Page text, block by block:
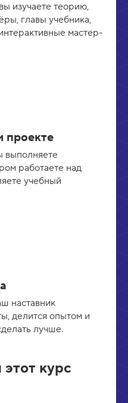
изучаете теорию,
главы учебника,
мастер-
проекте
выполняете
работаете над
учебный
наставник
делится опытом и
лучше.
курс